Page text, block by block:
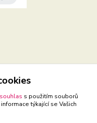
souhlas s použitím souborů
týkající se Vašich